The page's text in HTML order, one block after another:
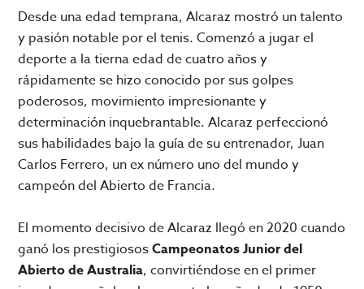
Desde una edad temprana, Alcaraz mostró un talento
y pasión notable por el tenis. Comenzó a jugar el
deporte a la tierna edad de cuatro años y
rápidamente se hizo conocido por sus golpes
poderosos, movimiento impresionante y
determinación inquebrantable. Alcaraz perfeccionó
sus habilidades bajo la guía de su entrenador, Juan
Carlos Ferrero, un ex número uno del mundo y
campeón del Abierto de Francia.
El momento decisivo de Alcaraz llegó en 2020 cuando
ganó los prestigiososCampeonatos Junior del
Abierto de Australia, convirtiéndose en el primer